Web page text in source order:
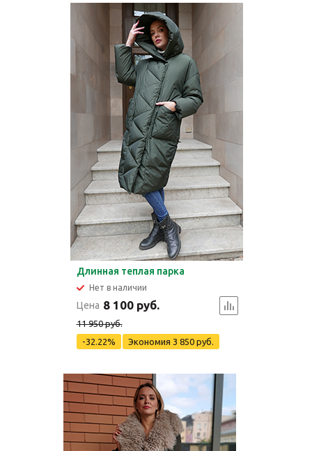
Длинная теплая парка
Нет в наличии
Цена 8 100 руб.
11 950 руб.
-32.22%
Экономия 3 850 руб.